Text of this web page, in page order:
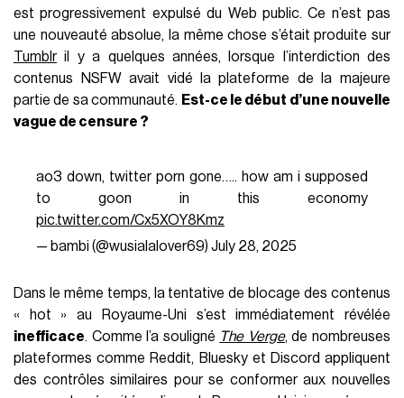
est progressivement expulsé du Web public. Ce n’est pas
une nouveauté absolue, la même chose s’était produite sur
Tumblril y a quelques années, lorsque l’interdiction des
contenus NSFW avait vidé la plateforme de la majeure
partie de sa communauté. Est-ce le début d’une nouvelle
vague de censure ?
ao3 down, twitter porn gone….. how am i supposed
to goon in this economy
pic.twitter.com/Cx5XOY8Kmz
— bambi (@wusialalover69) July 28, 2025
Dans le même temps, la tentative de blocage des contenus
« hot » au Royaume-Uni s’est immédiatement révélée
inefficace. Comme l’a souligné The Verge, de nombreuses
plateformes comme Reddit, Bluesky et Discord appliquent
des contrôles similaires pour se conformer aux nouvelles